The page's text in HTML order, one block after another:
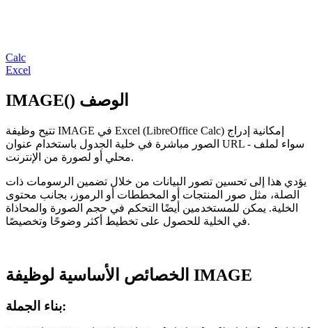
Calc
Excel
IMAGE() الوصف
تتيح وظيفة IMAGE في Excel (LibreOffice Calc) إمكانية إدراج
الصور مباشرة في خلية الجدول باستخدام عنوان URL - سواء لملف
محلي أو لصورة من الإنترنت.
يؤدي هذا إلى تحسين تصور البيانات من خلال تضمين الرسومات ذات
الصلة، مثل صور المنتجات أو المخططات أو الرموز، بجانب محتوى
الخلية. يمكن للمستخدمين أيضًا التحكم في حجم الصورة والمحاذاة
في الخلية للحصول على تخطيط أكثر وضوحًا وتخصيصًا.
الخصائص الأساسية لوظيفة IMAGE
بناء الجملة: